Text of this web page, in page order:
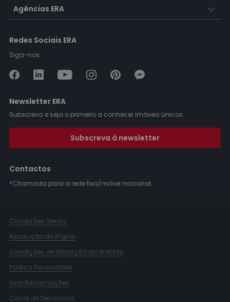
Agências ERA
Redes Sociais ERA
Siga-nos:
Newsletter ERA
Subscreva e seja o primeiro a conhecer imóveis únicos.
Subscreva à newsletter
Contactos
*Chamada para a rede fixa/móvel nacional.
Condições Gerais
Resolução de litígios
Condições de Utilização do Website
Política Privacidade
Livro Reclamações
Canal de Denúncias